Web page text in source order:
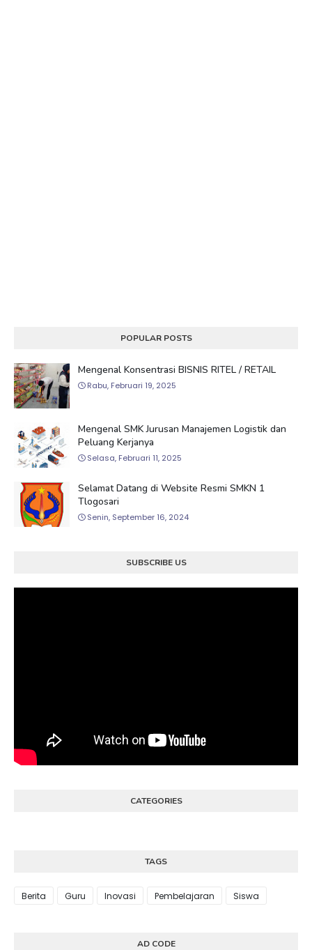
POPULAR POSTS
Mengenal Konsentrasi BISNIS RITEL / RETAIL
Rabu, Februari 19, 2025
Mengenal SMK Jurusan Manajemen Logistik dan
Peluang Kerjanya
Selasa, Februari 11, 2025
Selamat Datang di Website Resmi SMKN 1
Tlogosari
Senin, September 16, 2024
SUBSCRIBE US
CATEGORIES
TAGS
Berita Guru Inovasi Pembelajaran Siswa
AD CODE